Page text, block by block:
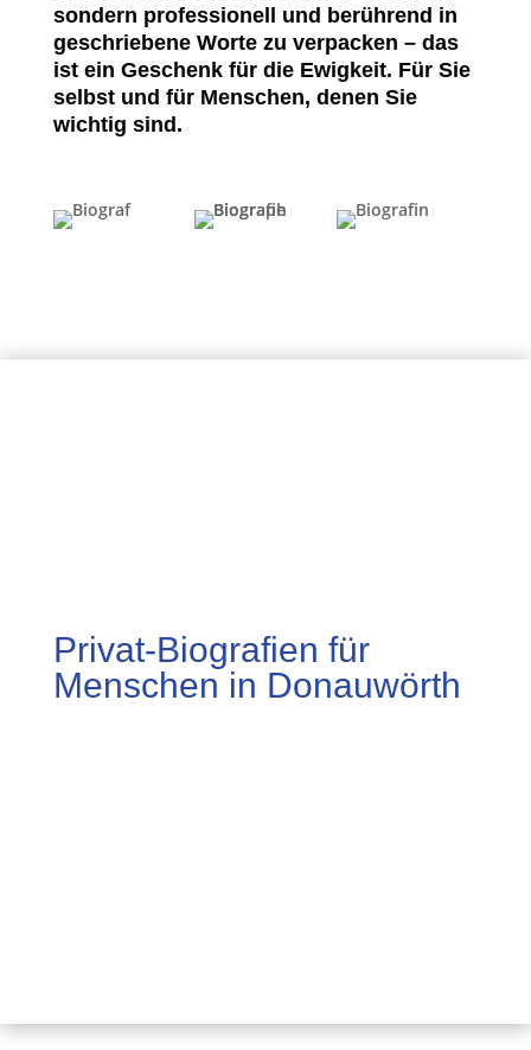
sondern professionell und berührend in
geschriebene Worte zu verpacken – das
ist ein Geschenk für die Ewigkeit. Für Sie
selbst und für Menschen, denen Sie
wichtig sind.
Privat-Biografien für
Menschen in Donauwörth